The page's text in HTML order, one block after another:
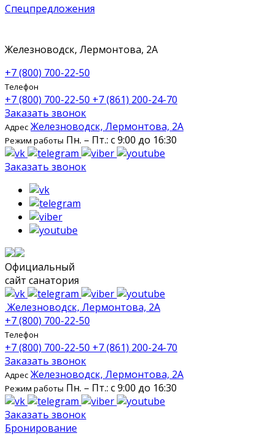
Спецпредложения
Железноводск, Лермонтова, 2А
+7 (800) 700-22-50
Телефон
+7 (800) 700-22-50 +7 (861) 200-24-70
Заказать звонок
Адрес Железноводск, Лермонтова, 2А
Режим работы Пн. – Пт.: с 9:00 до 16:30
Заказать звонок
Официальный
сайт санатория
Железноводск, Лермонтова, 2А
+7 (800) 700-22-50
Телефон
+7 (800) 700-22-50 +7 (861) 200-24-70
Заказать звонок
Адрес Железноводск, Лермонтова, 2А
Режим работы Пн. – Пт.: с 9:00 до 16:30
Заказать звонок
Бронирование